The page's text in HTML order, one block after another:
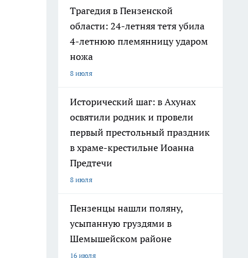
Трагедия в Пензенской
области: 24-летняя тетя убила
4-летнюю племянницу ударом
ножа
8 июля
Исторический шаг: в Ахунах
освятили родник и провели
первый престольный праздник
в храме-крестильне Иоанна
Предтечи
8 июля
Пензенцы нашли поляну,
усыпанную груздями в
Шемышейском районе
16 июля